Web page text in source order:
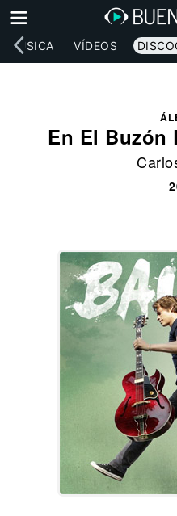
MÚSICA VÍDEOS
En El Buzón